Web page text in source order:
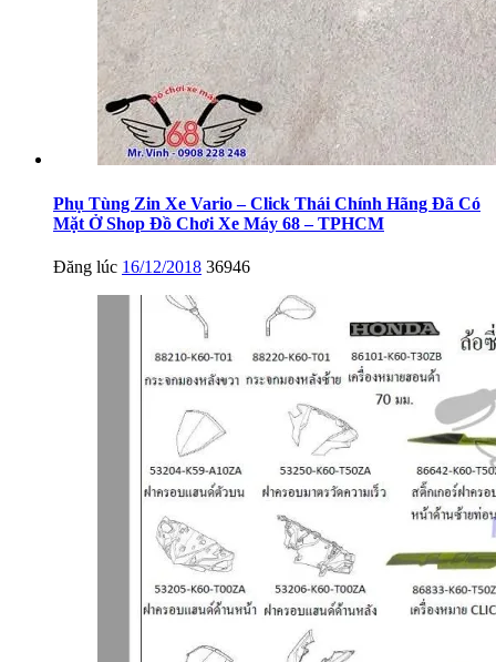
Phụ Tùng Zin Xe Vario – Click Thái Chính Hãng Đã Có
Mặt Ở Shop Đồ Chơi Xe Máy 68 – TPHCM
Đăng lúc 16/12/2018 36946